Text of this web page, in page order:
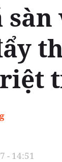
- 14:51